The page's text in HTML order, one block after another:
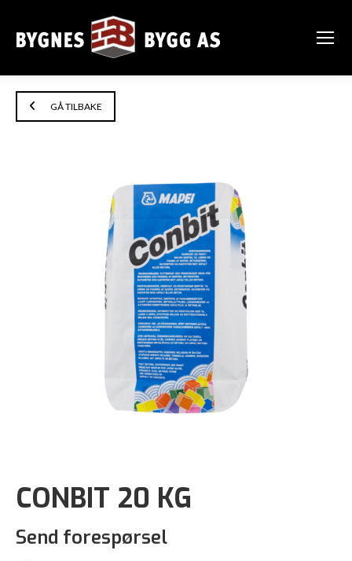
GÅ TILBAKE
CONBIT 20 KG
Send forespørsel